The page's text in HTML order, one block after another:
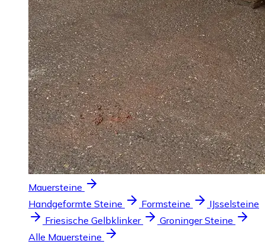
Mauersteine
Handgeformte Steine
Formsteine
IJsselsteine
Friesische Gelbklinker
Groninger Steine
Alle Mauersteine